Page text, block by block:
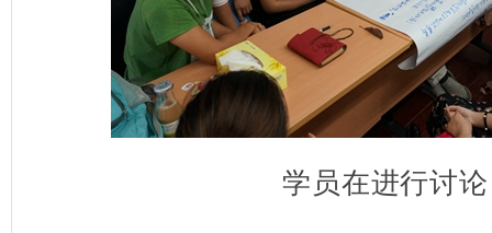
学员在进行讨论